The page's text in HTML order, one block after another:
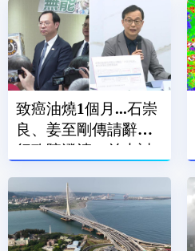
致癌油燒1個月...石崇
良、姜至剛傳請辭？
行政院澄清：並未討